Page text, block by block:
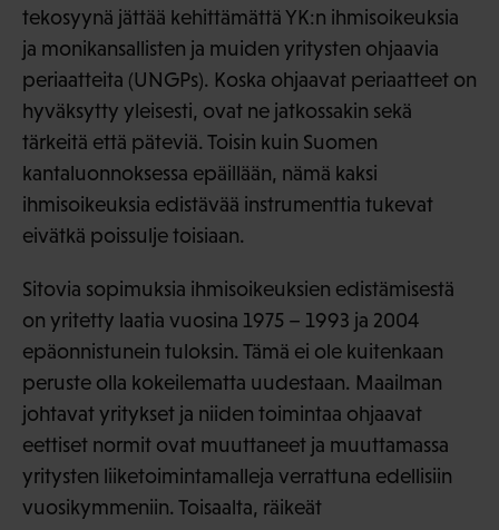
tekosyynä jättää kehittämättä YK:n ihmisoikeuksia
ja monikansallisten ja muiden yritysten ohjaavia
periaatteita (UNGPs). Koska ohjaavat periaatteet on
hyväksytty yleisesti, ovat ne jatkossakin sekä
tärkeitä että päteviä. Toisin kuin Suomen
kantaluonnoksessa epäillään, nämä kaksi
ihmisoikeuksia edistävää instrumenttia tukevat
eivätkä poissulje toisiaan.
Sitovia sopimuksia ihmisoikeuksien edistämisestä
on yritetty laatia vuosina 1975 – 1993 ja 2004
epäonnistunein tuloksin. Tämä ei ole kuitenkaan
peruste olla kokeilematta uudestaan. Maailman
johtavat yritykset ja niiden toimintaa ohjaavat
eettiset normit ovat muuttaneet ja muuttamassa
yritysten liiketoimintamalleja verrattuna edellisiin
vuosikymmeniin. Toisaalta, räikeät